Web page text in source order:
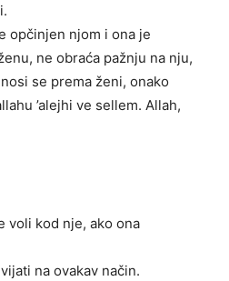
opčinjen njom i ona je
ne obraća pažnju na nju,
se prema ženi, onako
’alejhi ve sellem. Allah,
voli kod nje, ako ona
na ovakav način.